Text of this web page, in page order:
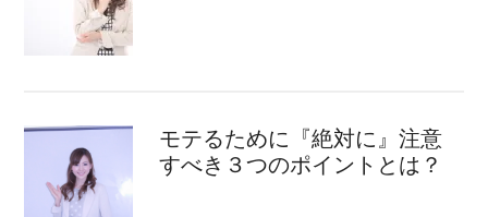
モテるために『絶対に』注意
すべき３つのポイントとは？